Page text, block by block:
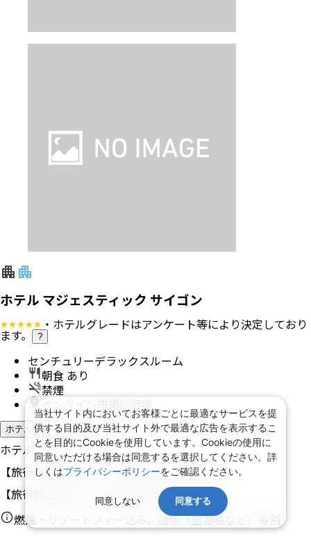
ホテル マジェスティック サイゴン
・ホテルグレードはアンケート等により決定しており
ます。 ?
センチュリーデラックスルーム
朝食 あり
禁煙
ホテル詳細
ホテルアレンジ可
【旅行代金】大人1名208,400円
【旅行代金合計】416,800 /2 名1室
燃油・リゾートフィー込み、諸税（空港税など）等別
当社サイト内においてお客様ごとに最適なサービスを提
供する目的及び当社サイト外で最適な広告を表示するこ
とを目的にCookieを使用しています。Cookieの使用に
同意いただける場合は同意するを選択してください。詳
しくはプライバシーポリシーをご確認ください。
同意しない 同意する